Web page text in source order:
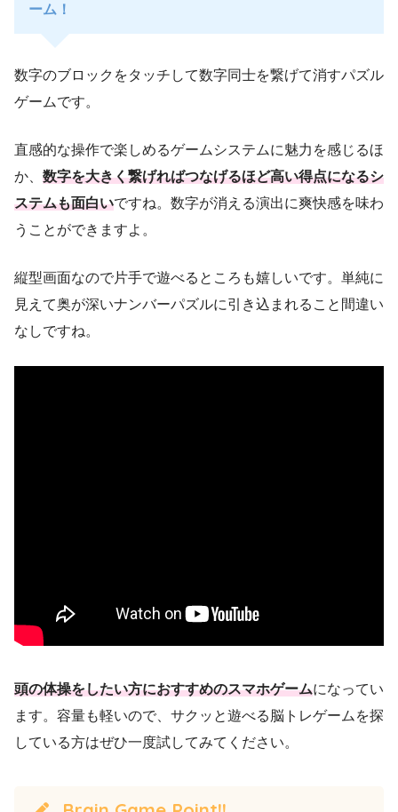
ーム！
数字のブロックをタッチして数字同士を繋げて消すパズル
ゲームです。
直感的な操作で楽しめるゲームシステムに魅力を感じるほ
か、 数字を大きく繋げればつなげるほど高い得点になるシ
ステムも面白いですね。数字が消える演出に爽快感を味わ
うことができますよ。
縦型画面なので片手で遊べるところも嬉しいです。単純に
見えて奥が深いナンバーパズルに引き込まれること間違い
なしですね。
頭の体操をしたい方におすすめのスマホゲームになってい
ます。容量も軽いので、サクッと遊べる脳トレゲームを探
している方はぜひ一度試してみてください。